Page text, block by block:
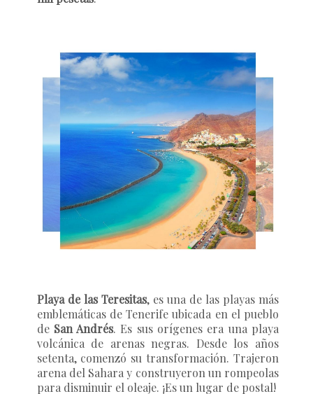
Playa de las Teresitas, es una de las playas más
emblemáticas de Tenerife ubicada en el pueblo
de San Andrés. Es sus orígenes era una playa
volcánica de arenas negras. Desde los años
setenta, comenzó su transformación. Trajeron
arena del Sahara y construyeron un rompeolas
para disminuir el oleaje. ¡Es un lugar de postal!